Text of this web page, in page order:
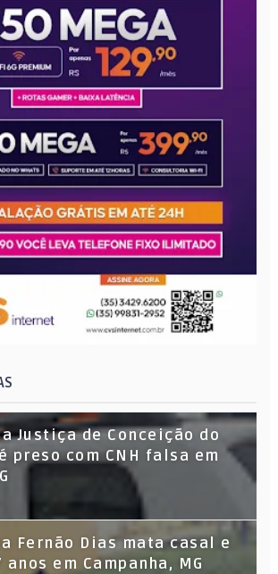
Justiça de Conceição do
preso com CNH falsa em
Fernão Dias mata casal e
em Campanha, MG